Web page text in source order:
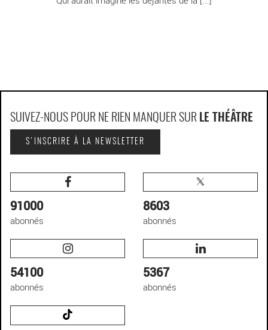
SUIVEZ-NOUS POUR NE RIEN MANQUER SUR LE THÉÂTRE
S'INSCRIRE À LA NEWSLETTER
91000
abonnés
8603
abonnés
54100
abonnés
5367
abonnés